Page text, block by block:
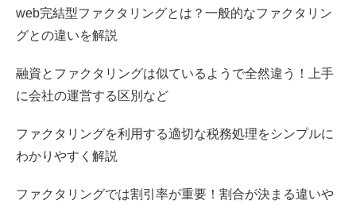
web完結型ファクタリングとは？一般的なファクタリン
グとの違いを解説
融資とファクタリングは似ているようで全然違う！上手
に会社の運営する区別など
ファクタリングを利用する適切な税務処理をシンプルに
わかりやすく解説
ファクタリングでは割引率が重要！割合が決まる違いや